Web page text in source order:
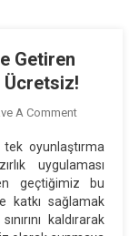
Getiren
Ücretsiz!
A CommentOn
Çalışmayı
Eğlenceli
Hale
Getiren
tek oyunlaştırma
uygulaması
geçtiğimiz bu
katkı sağlamak
kaldırarak